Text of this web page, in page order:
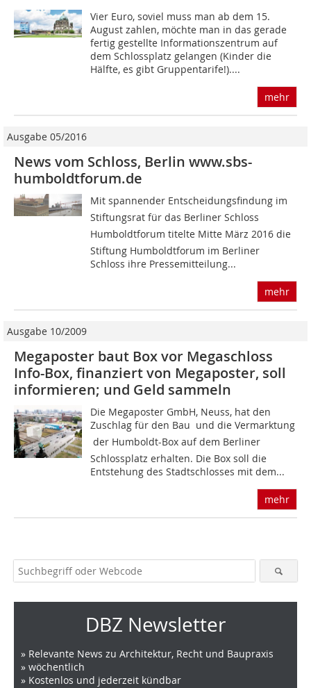
Vier Euro, soviel muss man ab dem 15.
August zahlen, möchte man in das gerade
fertig gestellte Informationszentrum auf
dem Schlossplatz gelangen (Kinder die
Hälfte, es gibt Gruppentarife!)....
mehr
Ausgabe 05/2016
News vom Schloss, Berlin www.sbs-
humboldtforum.de
Mit spannender Entscheidungsfindung im
Stiftungsrat für das Berliner Schloss 
Humboldtforum titelte Mitte März 2016 die
Stiftung Humboldtforum im Berliner
Schloss ihre Pressemitteilung...
mehr
Ausgabe 10/2009
Megaposter baut Box vor Megaschloss
Info-Box, finanziert von Megaposter, soll
informieren; und Geld sammeln
Die Megaposter GmbH, Neuss, hat den
Zuschlag für den Bau  und die Vermarktung
 der Humboldt-Box auf dem Berliner
Schlossplatz erhalten. Die Box soll die
Entstehung des Stadtschlosses mit dem...
mehr
DBZ Newsletter
» Relevante News zu Architektur, Recht und Baupraxis
» wöchentlich
» Kostenlos und jederzeit kündbar